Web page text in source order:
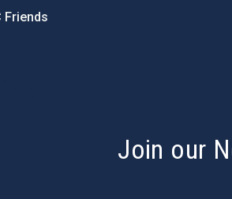
Friends
Join our